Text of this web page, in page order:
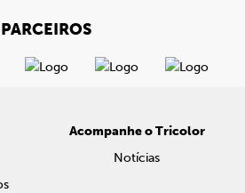
PARCEIROS
Acompanhe o Tricolor
Notícias